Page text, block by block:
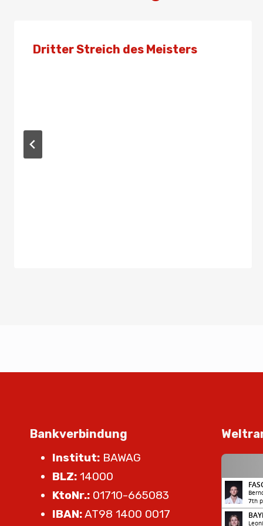
Dritter Streich des Meisters
Bankverbindung
Institut: BAWAG
BLZ: 14000
KtoNr.: 01710-665083
IBAN:AT98 1400 0017